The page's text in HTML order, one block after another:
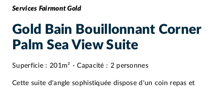
Services Fairmont Gold
Gold Bain Bouillonnant Corner
Palm Sea View Suite
Superficie : 201m² - Capacité : 2 personnes
Cette suite d'angle sophistiquée dispose d'un coin repas et